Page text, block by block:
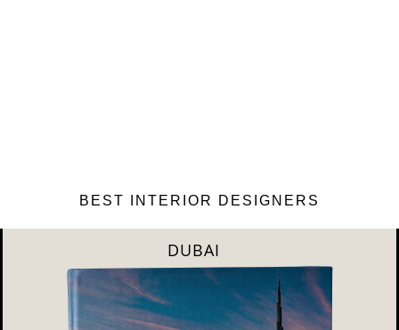
BEST INTERIOR DESIGNERS
RIYAHD